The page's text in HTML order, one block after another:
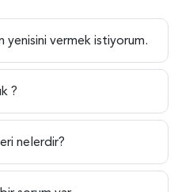
yenisini vermek istiyorum.
?
nelerdir?